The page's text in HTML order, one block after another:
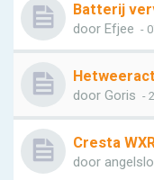
Batterij
door Efjee -
door Goris -
Cresta
door angelslo